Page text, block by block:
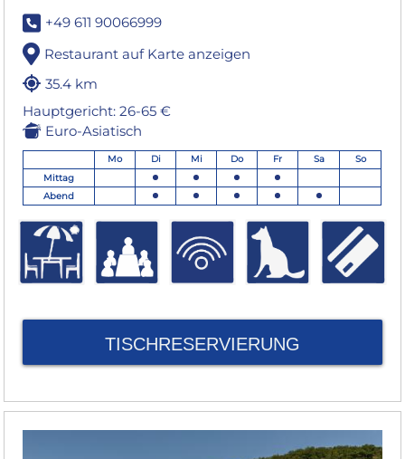
+49 611 90066999
Restaurant auf Karte anzeigen
35.4 km
Hauptgericht: 26-65 €
Euro-Asiatisch
Mo Di Mi Do Fr Sa
So
Mittag
Abend
TISCHRESERVIERUNG